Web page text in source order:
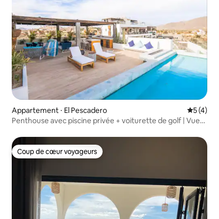
Appartement ⋅ El Pescadero
5 (4)
Penthouse avec piscine privée + voiturette de golf | Vue
Coup de cœur voyageurs
Coup de cœur voyageurs